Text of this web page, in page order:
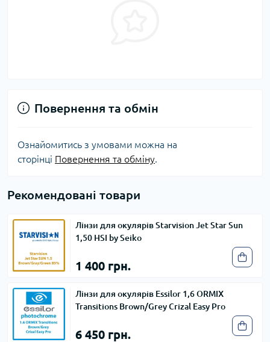
Повернення та обмін
Ознайомитись з умовами можна на
сторінці Повернення та обміну
Рекомендовані товари
Лінзи для окулярів Starvision Jet Star Sun
1,50 HSI by Seiko
1 400 грн.
Лінзи для окулярів Essilor 1,6 ORMIX
Transitions Brown/Grey Crizal Easy Pro
6 450 грн.